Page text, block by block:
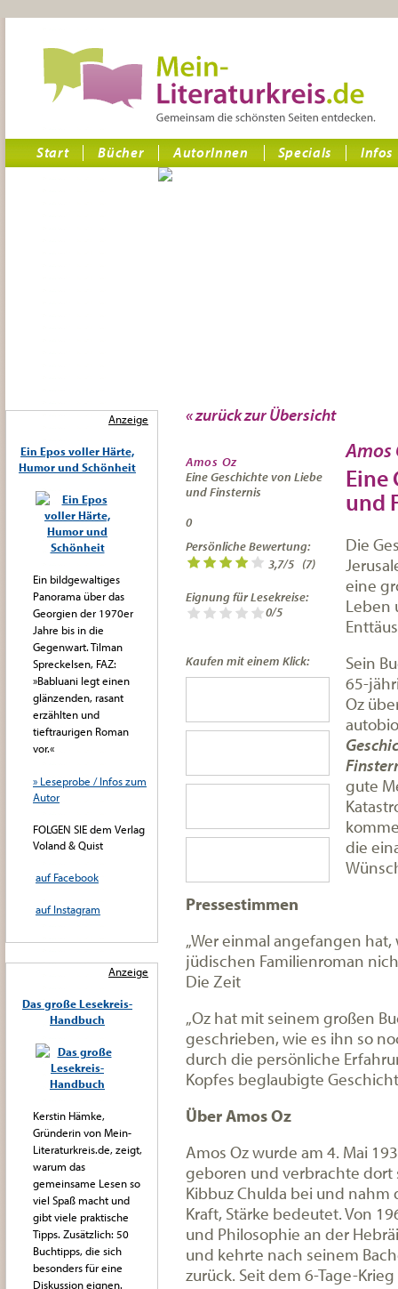
Start Bücher AutorInnen Specials Infos
« zurück zur Übersicht
Amos Oz
Eine Geschichte von Liebe
und Finsternis
0
Persönliche Bewertung:
3,7/5 (7)
Eignung für Lesekreise:
0/5
Kaufen mit einem Klick:
Amos
Eine
und
Die
eine
Leben
Sein
65-
Oz
gute
die
Pressestimmen
„Wer einmal angefangen
jüdischen Familienroman
Die Zeit
„Oz hat mit seinem großen
geschrieben, wie es ihn so
durch die persönliche
Kopfes beglaubigte
Über Amos Oz
Amos Oz wurde am 4. Mai
geboren und verbrachte dort
Kibbuz Chulda bei und nahm
Kraft, Stärke bedeutet. Von
und Philosophie an der
und kehrte nach seinem
zurück. Seit dem 6-Tage-
Anzeige
Ein Epos voller Härte,
Humor und Schönheit
Ein bildgewaltiges
Panorama über das
Georgien der 1970er
Jahre bis in die
Gegenwart. Tilman
Spreckelsen, FAZ:
»Babluani legt einen
glänzenden, rasant
erzählten und
tieftraurigen Roman
vor.«
» Leseprobe / Infos zum
Autor
FOLGEN SIE dem Verlag
Voland & Quist
auf Facebook
auf Instagram
Anzeige
Das große Lesekreis-
Handbuch
Kerstin Hämke,
Gründerin von Mein-
Literaturkreis.de, zeigt,
warum das
gemeinsame Lesen so
viel Spaß macht und
gibt viele praktische
Tipps. Zusätzlich: 50
Buchtipps, die sich
besonders für eine
Diskussion eignen.